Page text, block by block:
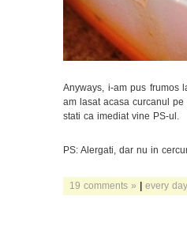
Anyways, i-am pus frumos
am lasat acasa curcanul
stati ca imediat vine PS-ul.
PS: Alergati, dar nu in
19 comments » | every day